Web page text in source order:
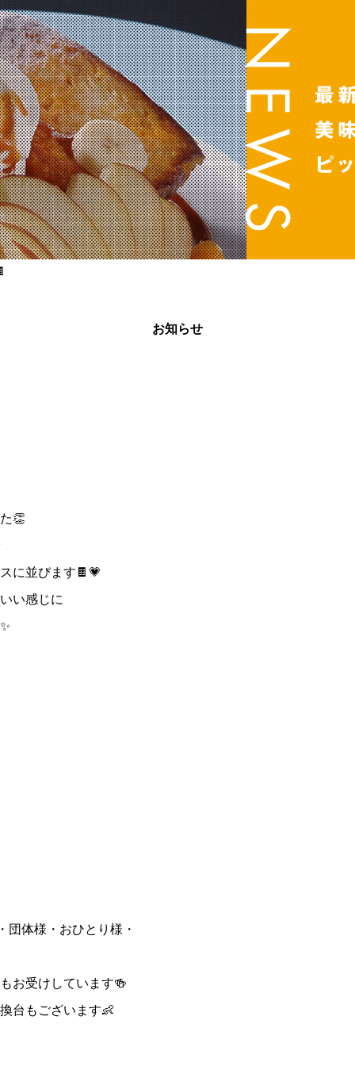
お知らせ
👏
に並びます🍫💗
い感じに
団体様・おひとり様・
お受けしています🍻
台もございます👶